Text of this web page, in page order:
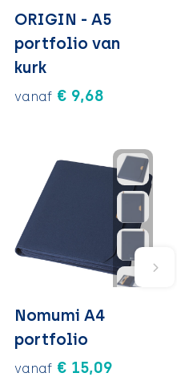
ORIGIN - A5
portfolio van
kurk
vanaf € 9,68
Nomumi A4
portfolio
vanaf € 15,09